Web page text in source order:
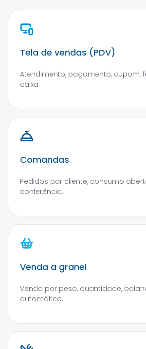
Tela de vendas (PDV)
Atendimento, pagamento, cupom,
caixa.
Comandas
Pedidos por cliente, consumo
conferência.
Venda a granel
Venda por peso, quantidade,
automático.